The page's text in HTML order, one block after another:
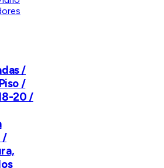
/
/
20 /
/